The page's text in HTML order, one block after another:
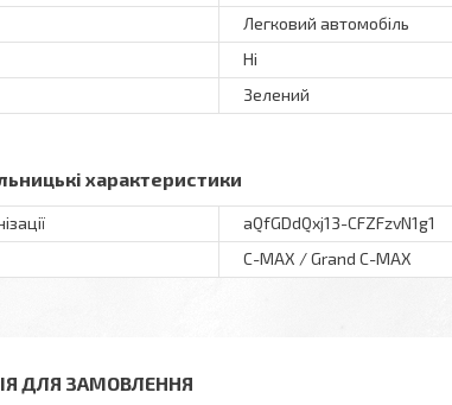
Легковий автомобіль
Ні
Зелений
характеристики
aQfGDdQxj13-CFZFzvN1g1
C-MAX / Grand C-MAX
ДЛЯ ЗАМОВЛЕННЯ